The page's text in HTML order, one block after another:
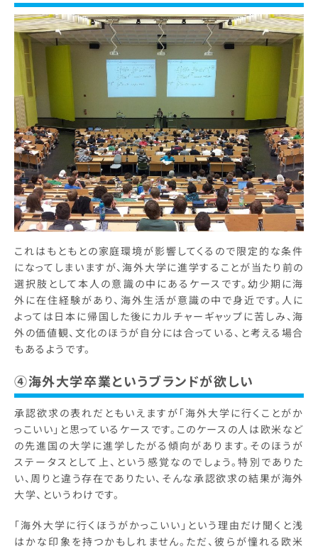
これはもともとの家庭環境が影響してくるので限定的な条件
になってしまいますが、海外大学に進学することが当たり前の
選択肢として本人の意識の中にあるケースです。幼少期に海
外に在住経験があり、海外生活が意識の中で身近です。人に
よっては日本に帰国した後にカルチャーギャップに苦しみ、海
外の価値観、文化のほうが自分には合っている、と考える場合
もあるようです。
④海外大学卒業というブランドが欲しい
承認欲求の表れだともいえますが「海外大学に行くことがか
っこいい」と思っているケースです。このケースの人は欧米など
の先進国の大学に進学したがる傾向があります。そのほうが
ステータスとして上、という感覚なのでしょう。特別でありた
い、周りと違う存在でありたい、そんな承認欲求の結果が海外
大学、というわけです。
「海外大学に行くほうがかっこいい」という理由だけ聞くと浅
はかな印象を持つかもしれません。ただ、彼らが憧れる欧米